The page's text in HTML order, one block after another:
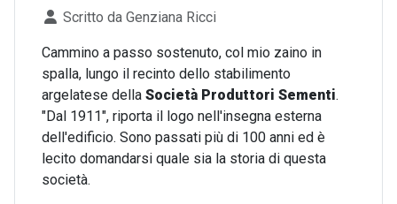
Dettagli
Scritto da Genziana Ricci
Cammino a passo sostenuto, col mio zaino in
spalla, lungo il recinto dello stabilimento
argelatese della Società Produttori Sementi.
"Dal 1911", riporta il logo nell'insegna esterna
dell'edificio. Sono passati più di 100 anni ed è
lecito domandarsi quale sia la storia di questa
società.